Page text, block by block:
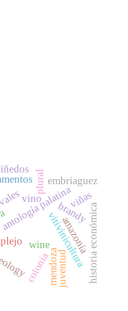
antología palatina
vino
plural
wine
brandy
colonia historia económica
vitivinicultura
mendoza
viñas
juventud
embriaguez
amazonía